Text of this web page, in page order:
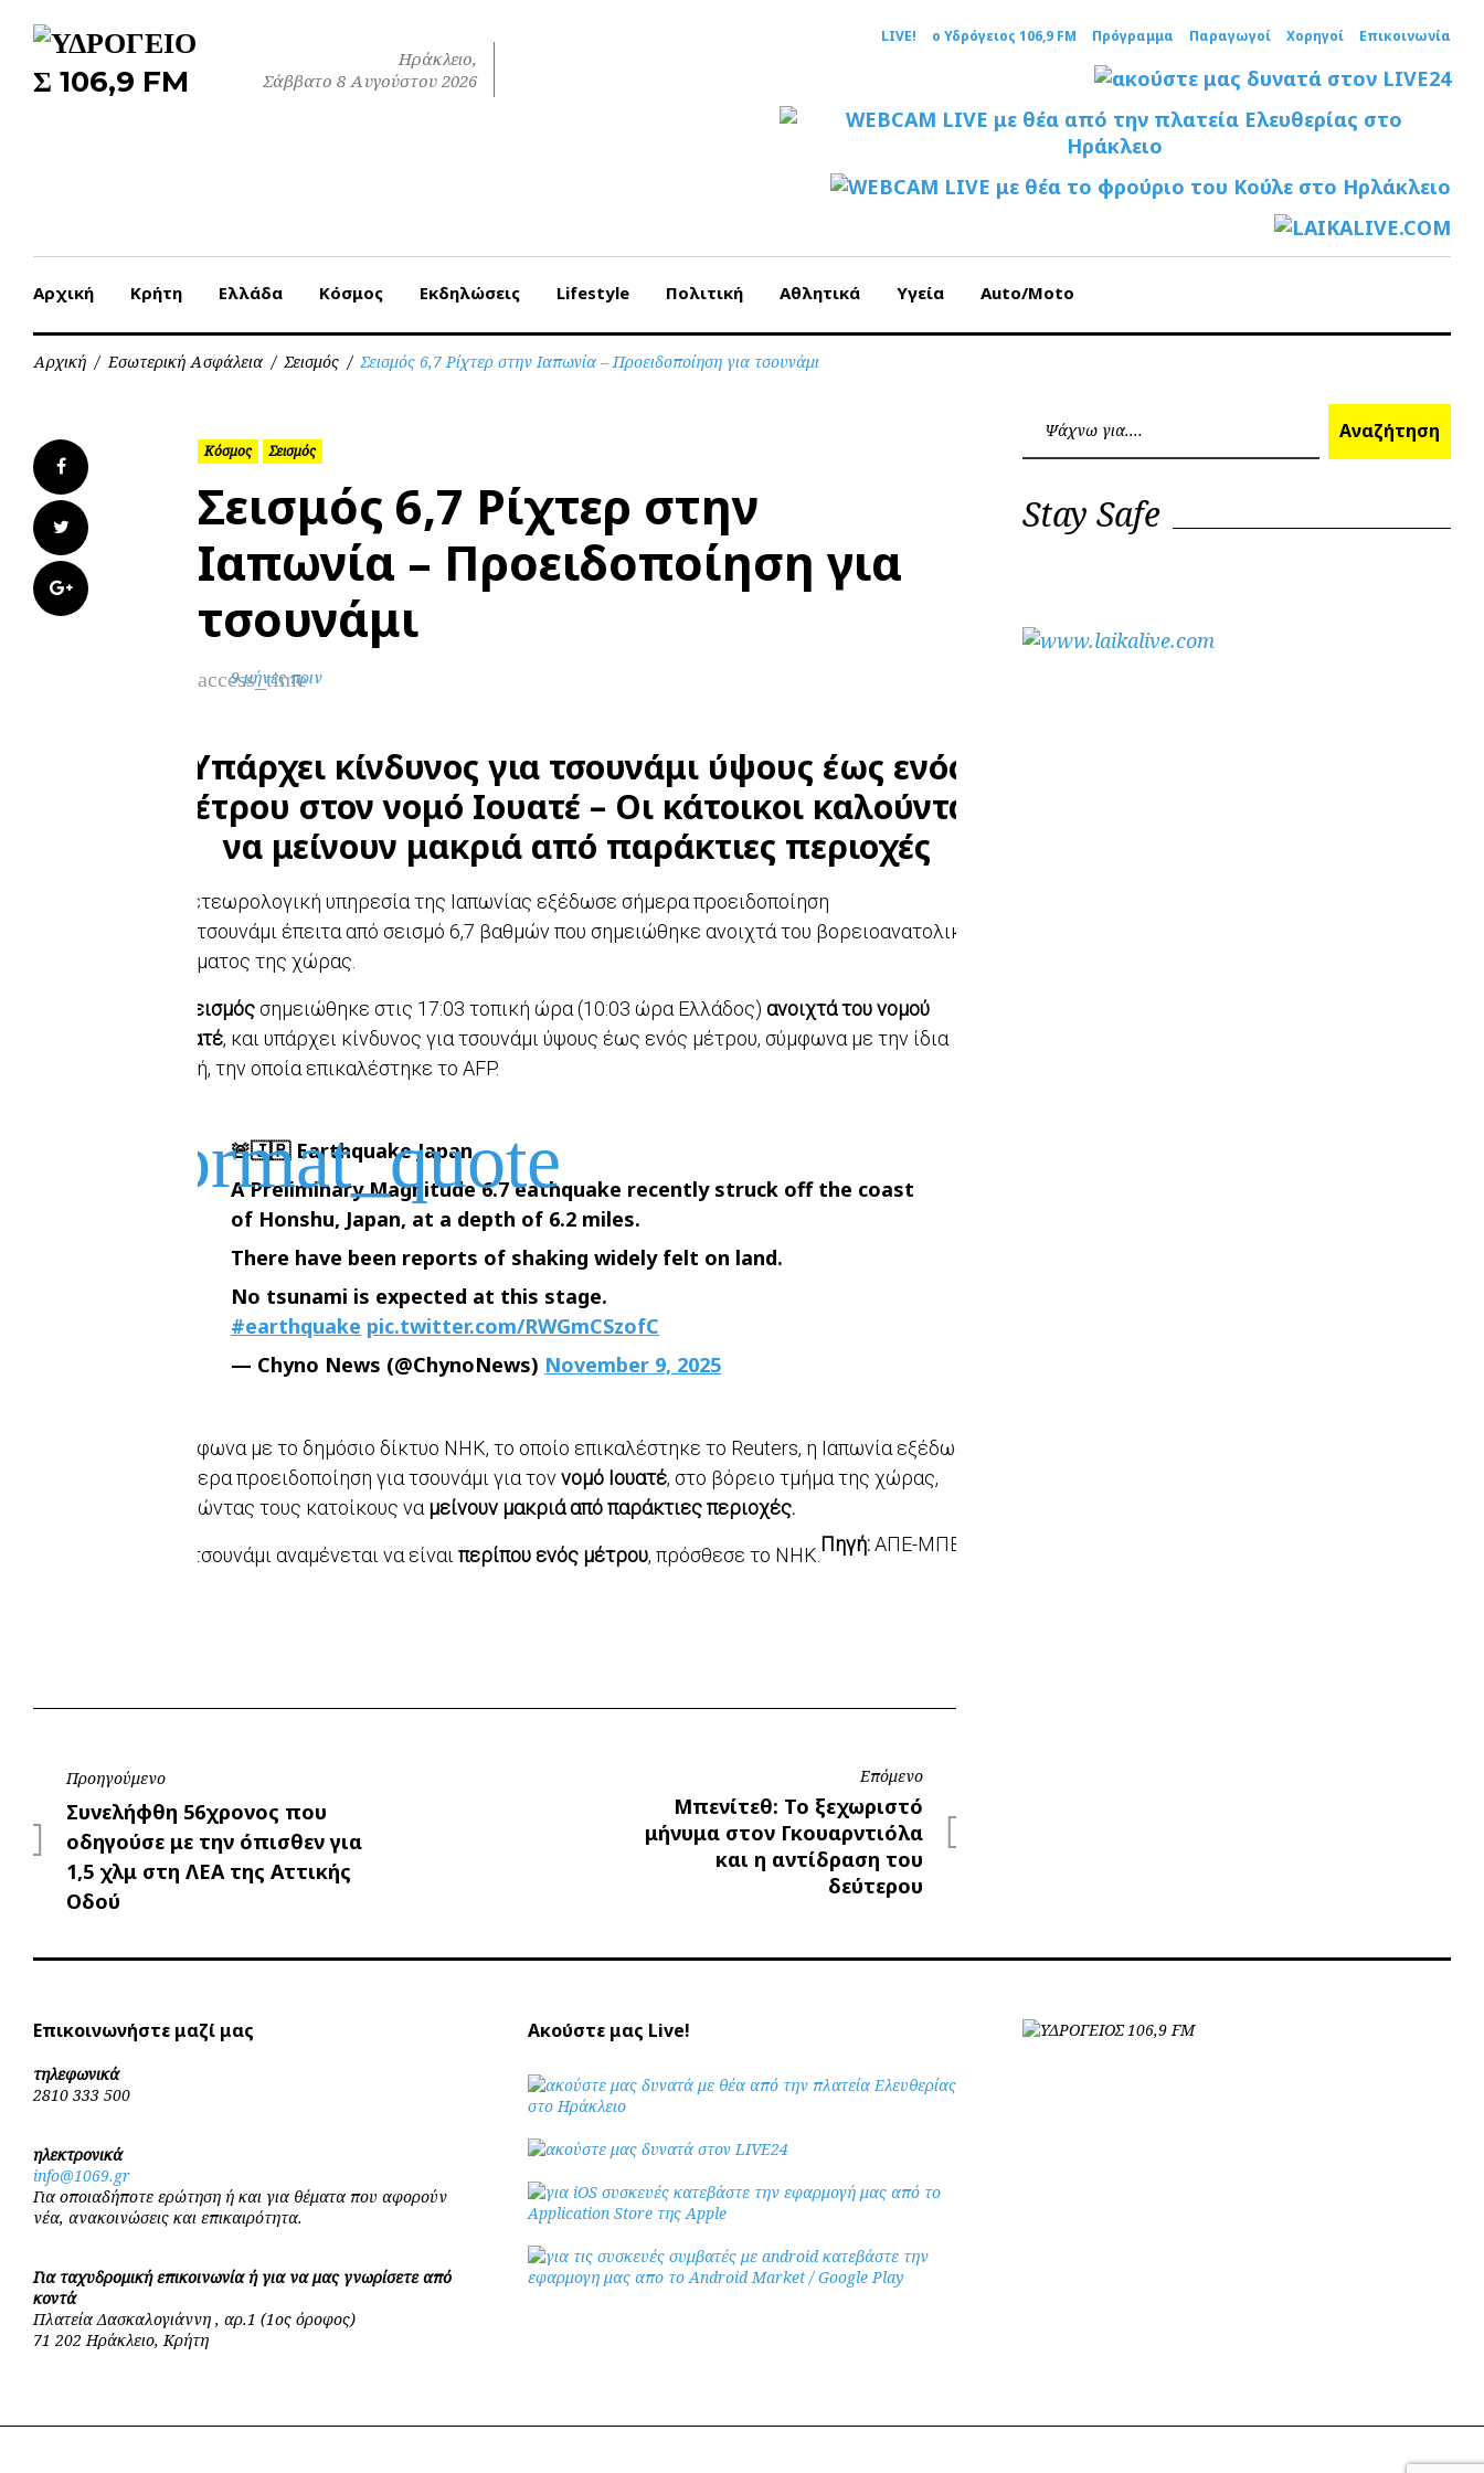
Ηράκλειο,
Σάββατο 8 Αυγούστου 2026
LIVE! ο Υδρόγειος 106,9 FM Πρόγραμμα Παραγωγοί Χορηγοί Επικοινωνία
Αρχική Κρήτη Ελλάδα Κόσμος Εκδηλώσεις Lifestyle Πολιτική Αθλητικά Υγεία Auto/Moto
Αρχική / Εσωτερική Ασφάλεια / Σεισμός / Σεισμός 6,7 Ρίχτερ στην Ιαπωνία – Προειδοποίηση για τσουνάμι
Facebook
Twitter
Google+
Κόσμος Σεισμός
Σεισμός 6,7 Ρίχτερ στην
Ιαπωνία – Προειδοποίηση για
τσουνάμι
access_time
9 μήνες πριν
Υπάρχει κίνδυνος για τσουνάμι ύψους έως ενός
μέτρου στον νομό Ιουατέ – Οι κάτοικοι καλούνται
να μείνουν μακριά από παράκτιες περιοχές
Ημετεωρολογική υπηρεσία της Ιαπωνίας εξέδωσε σήμερα προειδοποίηση
για τσουνάμι έπειτα από σεισμό 6,7 βαθμών που σημειώθηκε ανοιχτά του βορειοανατολικού
τμήματος της χώρας.
σεισμόςσημειώθηκε στις 17:03 τοπική ώρα (10:03 ώρα Ελλάδος) ανοιχτά του νομού
Ιουατέ, και υπάρχει κίνδυνος για τσουνάμι ύψους έως ενός μέτρου, σύμφωνα με την ίδια
πηγή, την οποία επικαλέστηκε το AFP.
🚨🇯🇵 Earthquake Japan
A Preliminary Magnitude 6.7 eathquake recently struck off the coast
of Honshu, Japan, at a depth of 6.2 miles.
There have been reports of shaking widely felt on land.
No tsunami is expected at this stage.
#earthquake pic.twitter.com/RWGmCSzofC
— Chyno News (@ChynoNews) November 9, 2025
Σύμφωνα με το δημόσιο δίκτυο NHK, το οποίο επικαλέστηκε το Reuters, η Ιαπωνία εξέδωσε
σήμερα προειδοποίηση για τσουνάμι για τοννομό Ιουατέ, στο βόρειο τμήμα της χώρας,
καλώντας τους κατοίκους να μείνουν μακριά από παράκτιες περιοχές.
Το τσουνάμι αναμένεται να είναι περίπου ενός μέτρου, πρόσθεσε το NHK. Πηγή:ΑΠΕ-ΜΠΕ
Πλοήγηση
άρθρων
Προηγούμενο
Προηγούμενο
Συνελήφθη 56χρονος που
οδηγούσε με την όπισθεν για
1,5 χλμ στη ΛΕΑ της Αττικής
Οδού
Επόμενο
Επόμενο
Μπενίτεθ: Το ξεχωριστό
μήνυμα στον Γκουαρντιόλα
και η αντίδραση του
δεύτερου
Αναζήτηση
Stay Safe
Επικοινωνήστε μαζί μας
τηλεφωνικά
2810 333 500
ηλεκτρονικά
info@1069.gr
Για οποιαδήποτε ερώτηση ή και για θέματα που αφορούν
νέα, ανακοινώσεις και επικαιρότητα.
Για ταχυδρομική επικοινωνία ή για να μας γνωρίσετε από
κοντά
Πλατεία Δασκαλογιάννη , αρ.1 (1ος όροφος)
71 202 Ηράκλειο, Κρήτη
Ακούστε μας Live!